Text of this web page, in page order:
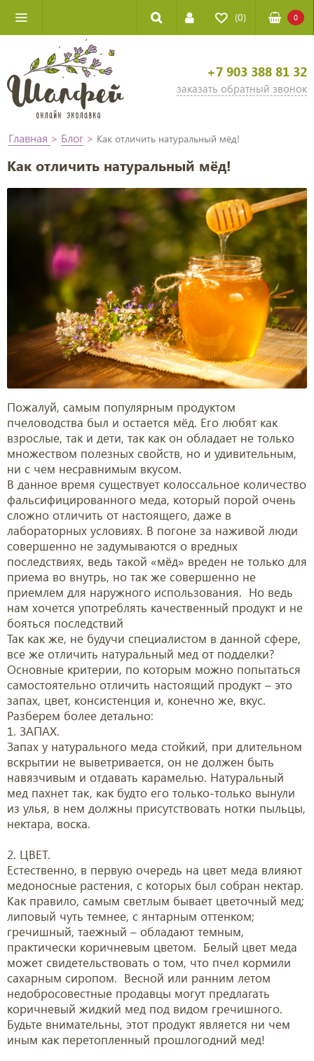
(0) 0
+7 903 388 81 32
заказать обратный звонок
Главная > Блог > Как отличить натуральный мёд!
Как отличить натуральный мёд!
Пожалуй, самым популярным продуктом
пчеловодства был и остается мёд. Его любят как
взрослые, так и дети, так как он обладает не только
множеством полезных свойств, но и удивительным,
ни с чем несравнимым вкусом.
В данное время существует колоссальное количество
фальсифицированного меда, который порой очень
сложно отличить от настоящего, даже в
лабораторных условиях. В погоне за наживой люди
совершенно не задумываются о вредных
последствиях, ведь такой «мёд» вреден не только для
приема во внутрь, но так же совершенно не
приемлем для наружного использования. Но ведь
нам хочется употреблять качественный продукт и не
бояться последствий
Так как же, не будучи специалистом в данной сфере,
все же отличить натуральный мед от подделки?
Основные критерии, по которым можно попытаться
самостоятельно отличить настоящий продукт – это
запах, цвет, консистенция и, конечно же, вкус.
Разберем более детально:
1. ЗАПАХ.
Запах у натурального меда стойкий, при длительном
вскрытии не выветривается, он не должен быть
навязчивым и отдавать карамелью. Натуральный
мед пахнет так, как будто его только-только вынули
из улья, в нем должны присутствовать нотки пыльцы,
нектара, воска.
2. ЦВЕТ.
Естественно, в первую очередь на цвет меда влияют
медоносные растения, с которых был собран нектар.
Как правило, самым светлым бывает цветочный мед;
липовый чуть темнее, с янтарным оттенком;
гречишный, таежный – обладают темным,
практически коричневым цветом. Белый цвет меда
может свидетельствовать о том, что пчел кормили
сахарным сиропом. Весной или ранним летом
недобросовестные продавцы могут предлагать
коричневый жидкий мед под видом гречишного.
Будьте внимательны, этот продукт является ни чем
иным как перетопленный прошлогодний мед!